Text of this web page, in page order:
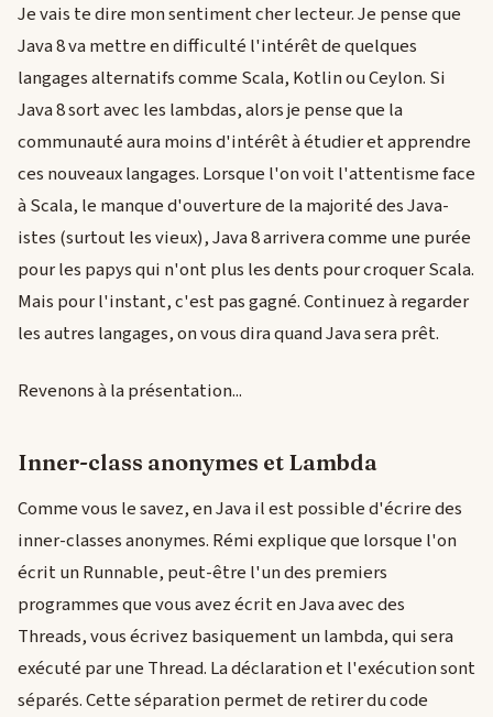
Je vais te dire mon sentiment cher lecteur. Je pense que
Java 8 va mettre en difficulté l'intérêt de quelques
langages alternatifs comme Scala, Kotlin ou Ceylon. Si
Java 8 sort avec les lambdas, alors je pense que la
communauté aura moins d'intérêt à étudier et apprendre
ces nouveaux langages. Lorsque l'on voit l'attentisme face
à Scala, le manque d'ouverture de la majorité des Java-
istes (surtout les vieux), Java 8 arrivera comme une purée
pour les papys qui n'ont plus les dents pour croquer Scala.
Mais pour l'instant, c'est pas gagné. Continuez à regarder
les autres langages, on vous dira quand Java sera prêt.
Revenons à la présentation...
Inner-class anonymes et Lambda
Comme vous le savez, en Java il est possible d'écrire des
inner-classes anonymes. Rémi explique que lorsque l'on
écrit un Runnable, peut-être l'un des premiers
programmes que vous avez écrit en Java avec des
Threads, vous écrivez basiquement un lambda, qui sera
exécuté par une Thread. La déclaration et l'exécution sont
séparés. Cette séparation permet de retirer du code